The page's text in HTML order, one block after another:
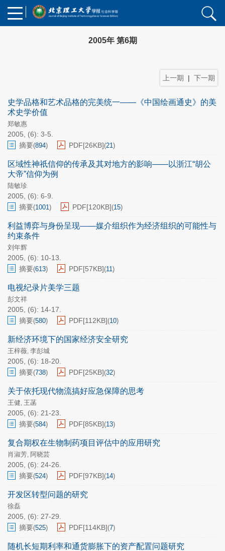
2005年 第6期
上一期 | 下一期
史学品格和艺术品格的完美统一——《中国绘画通史》的美
术史学价值
郑敏惠
2005, (6): 3-5.
摘要(894) PDF[26KB](21)
区域性神祇信仰的传承及其对地方的影响——以浙江“胡公
大帝”信仰为例
陆敏珍
2005, (6): 6-9.
摘要(1001) PDF[120KB](15)
利益博弈与身份呈现——媒介组织作为经济组织的可能性与
约束条件
刘年辉
2005, (6): 10-13.
摘要(613) PDF[57KB](11)
电视纪录片美学三题
彭文祥
2005, (6): 14-17.
摘要(580) PDF[112KB](10)
新经济环境下的国家经济安全研究
王梓薇, 李彭城
2005, (6): 18-20.
摘要(738) PDF[25KB](32)
关于依托现代物流搞好应急保障的思考
王健, 王菡
2005, (6): 21-23.
摘要(584) PDF[85KB](13)
复合期权在生物制药项目评估中的应用研究
肖淑芳, 阿晓芸
2005, (6): 24-26.
摘要(524) PDF[97KB](14)
开发区转型问题的研究
徐磊
2005, (6): 27-29.
摘要(525) PDF[114KB](7)
随机长短期利率和通货膨胀下的资产配置问题研究